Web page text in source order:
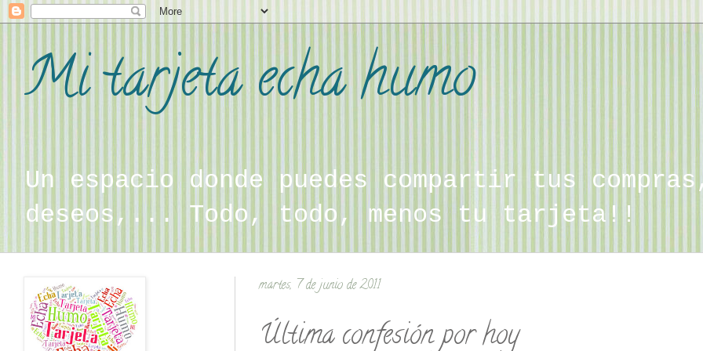
Mi tarjeta echa humo
Un espacio donde puedes compartir tus
deseos,... Todo, todo, menos tu tarjeta!!
martes, 7 de junio de 2011
Última confesión por hoy